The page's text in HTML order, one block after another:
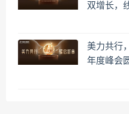
双增长，
美力共行
年度峰会